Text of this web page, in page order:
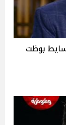
بوظت